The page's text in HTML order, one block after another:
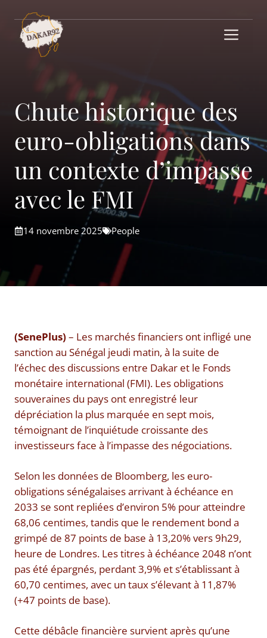
contenu
Chute historique des
euro-obligations dans
un contexte d’impasse
avec le FMI
14 novembre 2025 People
(SenePlus) – Les marchés financiers ont infligé une
sanction au Sénégal jeudi matin, à la suite de
l’échec des discussions entre Dakar et le Fonds
monétaire international (FMI). Les obligations
souveraines du pays ont enregistré leur
dépréciation la plus marquée en sept mois,
témoignant de l’inquiétude croissante des
investisseurs face à l’impasse des négociations.
Selon les données de Bloomberg, les euro-
obligations sénégalaises arrivant à échéance en
2033 se sont repliées d’environ 5% pour atteindre
68,06 centimes, tandis que le rendement bond a
grimpé de 87 points de base à 13,20% vers 9h29,
heure de Londres. Les titres à échéance 2048 n’ont
pas été épargnés, perdant 3,9% et s’établissant à
60,70 centimes, avec un taux s’élevant à 11,87%
(+47 points de base).
Cette débâcle financière survient après qu’une